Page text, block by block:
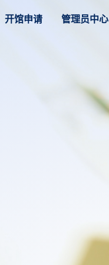
开馆申请 管理员中心